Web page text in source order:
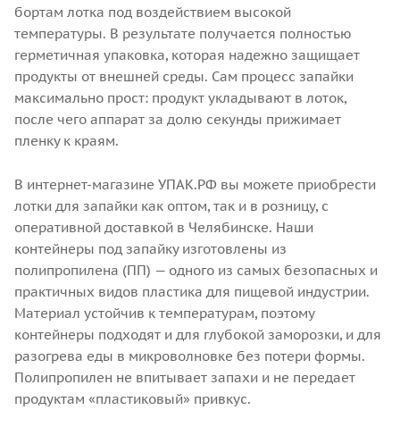
бортам лотка под воздействием высокой
температуры. В результате получается полностью
герметичная упаковка, которая надежно защищает
продукты от внешней среды. Сам процесс запайки
максимально прост: продукт укладывают в лоток,
после чего аппарат за долю секунды прижимает
пленку к краям.
В интернет-магазине УПАК.РФ вы можете приобрести
лотки для запайки как оптом, так и в розницу, с
оперативной доставкой в Челябинске. Наши
контейнеры под запайку изготовлены из
полипропилена (ПП) — одного из самых безопасных и
практичных видов пластика для пищевой индустрии.
Материал устойчив к температурам, поэтому
контейнеры подходят и для глубокой заморозки, и для
разогрева еды в микроволновке без потери формы.
Полипропилен не впитывает запахи и не передает
продуктам «пластиковый» привкус.